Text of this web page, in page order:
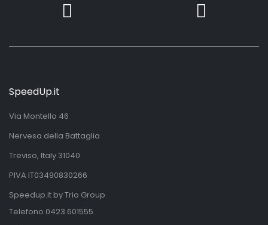
SpeedUp.it
Via Montello 46
Nervesa della Battaglia
Treviso, Italy 31040
PIVA IT03490830266
Speedup.it by Trio Group
Telefono 0423.601555